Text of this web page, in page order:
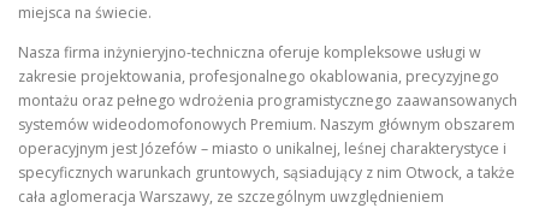
miejsca na świecie.
Nasza firma inżynieryjno-techniczna oferuje kompleksowe usługi w
zakresie projektowania, profesjonalnego okablowania, precyzyjnego
montażu oraz pełnego wdrożenia programistycznego zaawansowanych
systemów wideodomofonowych Premium. Naszym głównym obszarem
operacyjnym jest Józefów – miasto o unikalnej, leśnej charakterystyce i
specyficznych warunkach gruntowych, sąsiadujący z nim Otwock, a także
cała aglomeracja Warszawy, ze szczególnym uwzględnieniem